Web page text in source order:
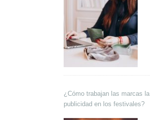
¿Cómo trabajan las marcas la
publicidad en los festivales?